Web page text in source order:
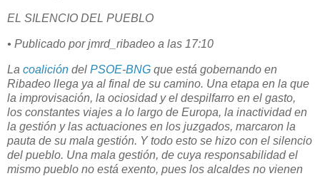
EL SILENCIO DEL PUEBLO
• Publicado por jmrd_ribadeo a las 17:10
La coalición del PSOE-BNG que está gobernando en
Ribadeo llega ya al final de su camino. Una etapa en la que
la improvisación, la ociosidad y el despilfarro en el gasto,
los constantes viajes a lo largo de Europa, la inactividad en
la gestión y las actuaciones en los juzgados, marcaron la
pauta de su mala gestión. Y todo esto se hizo con el silencio
del pueblo. Una mala gestión, de cuya responsabilidad el
mismo pueblo no está exento, pues los alcaldes no vienen